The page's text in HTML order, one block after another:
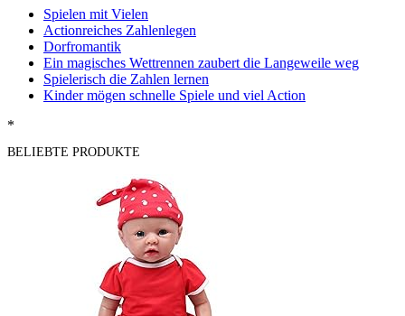
Spielen mit Vielen
Actionreiches Zahlenlegen
Dorfromantik
Ein magisches Wettrennen zaubert die Langeweile weg
Spielerisch die Zahlen lernen
Kinder mögen schnelle Spiele und viel Action
*
BELIEBTE PRODUKTE